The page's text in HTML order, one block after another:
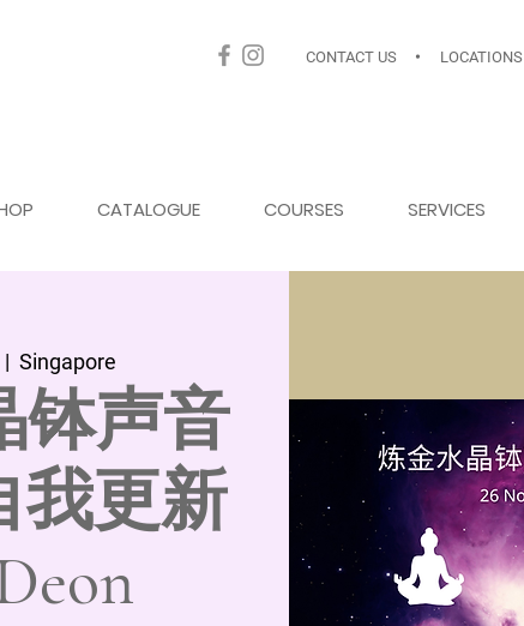
CONTACT US • LOCATIONS
CATALOGUE COURSES SERVICES
|
Singapore
钵声音
我更新